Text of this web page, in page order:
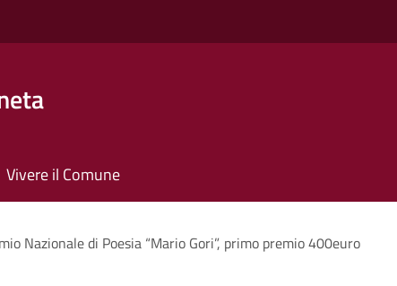
Vivere il Comune
Nazionale di Poesia “Mario Gori”, primo premio 400euro